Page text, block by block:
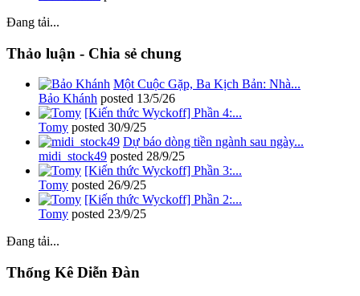
Đang tải...
Thảo luận - Chia sẻ chung
Một Cuộc Gặp, Ba Kịch Bản: Nhà...
Bảo Khánh posted 13/5/26
[Kiến thức Wyckoff] Phần 4:...
Tomy posted 30/9/25
Dự báo dòng tiền ngành sau ngày...
midi_stock49 posted 28/9/25
[Kiến thức Wyckoff] Phần 3:...
Tomy posted 26/9/25
[Kiến thức Wyckoff] Phần 2:...
Tomy posted 23/9/25
Đang tải...
Thống Kê Diễn Đàn